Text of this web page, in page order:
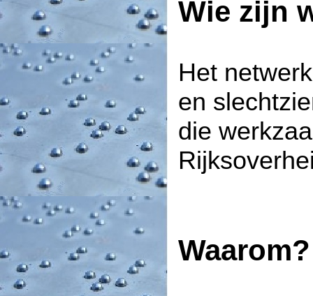
Wie zijn
Het
en
die
Waarom?